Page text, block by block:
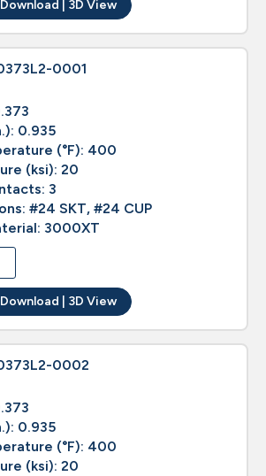
| 3D View
0001
0.935
(°F): 400
(ksi): 20
3
#24 SKT, #24 CUP
3000XT
| 3D View
0002
0.935
(°F): 400
(ksi): 20